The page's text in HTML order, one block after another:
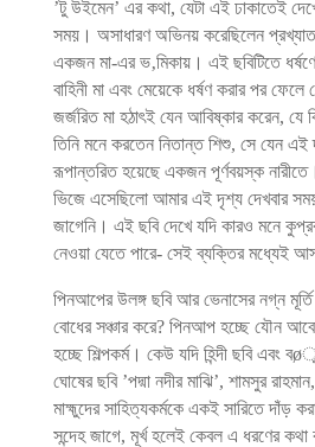
’টু উইমেন’ এর কথা, যেটা এই ঢাকাতেই
সময়। অসাধারণ অভিনয় করেছিলেন
একজন মা-এর ভ‚মিকায়। এই ছবিটিতে
বাহিনী মা এবং মেয়েকে ধর্ষণ করার পর ফেলে
জর্জরিত মা হঠাৎই যেন আবিষ্কার করেন, যে
তিনি মনে করতেন নিতান্ত শিশু, সে যেন এই
রূপান্তরিত হয়েছে একজন পূর্ণবয়স্ক
ভিজে এসেছিলো আমার এই দৃশ্য দেখবার
জাগেনি। এই ছবি দেখে যদি কারও মনে
নেওয়া যেতে পারে- সেই ব্যক্তির মধ্যেই
পিনআপের উলঙ্গ ছবি আর ভেনাসের নগ্ন
বোধের সঞ্চার করে? পিনআপ হচ্ছে যৌন
হচ্ছে শিল্পকর্ম। কেউ যদি হিন্দী ছবি এবং
ঘোষের ছবি ’পদ্মা নদীর মাঝি’, শামসুর
মাহ্মুদের সাহিত্যকর্মকে একই সারিতে দাঁড়
সন্দেহ জাগে, মূর্খ হলেই কেবল এ ধরণের